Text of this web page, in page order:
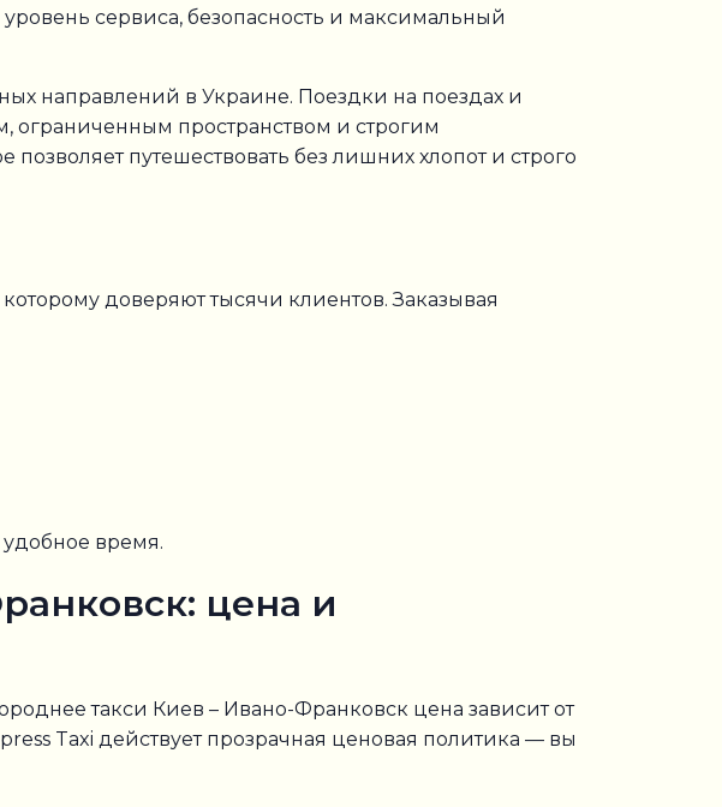
сервиса, безопасность и максимальный
направлений в Украине. Поездки на поездах и
ограниченным пространством и строгим
путешествовать без лишних хлопот и строго
доверяют тысячи клиентов. Заказывая
удобное время.
цена и
такси Киев – Ивано-Франковск цена зависит от
Taxi действует прозрачная ценовая политика — вы